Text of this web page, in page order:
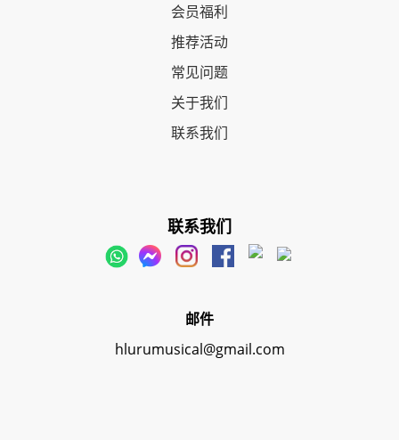
会员福利
推荐活动
常见问题
关于我们
联系我们
联系我们
邮件
hlurumusical@gmail.com